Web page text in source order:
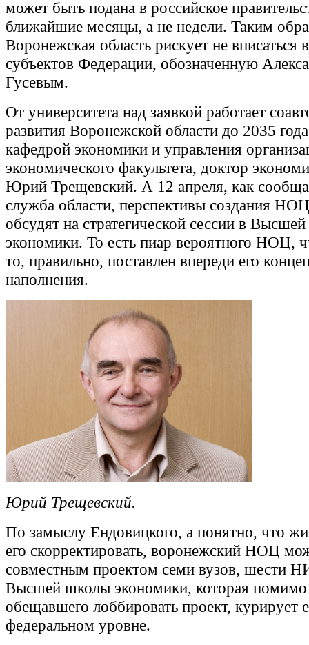
может быть подана в российское
ближайшие месяцы, а не недели. Таким
Воронежская область рискует не вписаться
субъектов Федерации, обозначенную
Гусевым.
От университета над заявкой работает
развития Воронежской области до 2035
кафедрой экономики и управления
экономического факультета, доктор
Юрий Трещевский. А 12 апреля, как
служба области, перспективы создания
обсудят на стратегической сессии в
экономики. То есть пиар вероятного НОЦ,
то, правильно, поставлен впереди его
наполнения.
Юрий Трещевский.
По замыслу Ендовицкого, а понятно, что
его скорректировать, воронежский НОЦ
совместным проектом семи вузов, шести
Высшей школы экономики, которая помимо
обещавшего лоббировать проект, курирует
федеральном уровне.